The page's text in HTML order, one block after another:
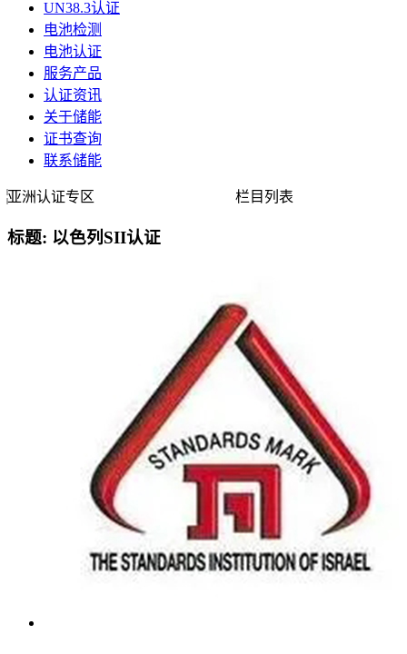
UN38.3认证
电池检测
电池认证
服务产品
认证资讯
关于储能
证书查询
联系储能
亚洲认证专区 栏目列表
标题: 以色列SII认证